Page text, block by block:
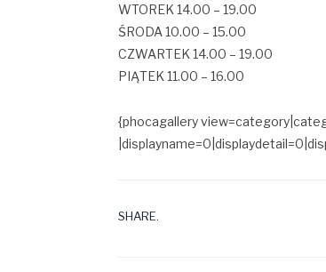
WTOREK 14.00 – 19.00
ŚRODA 10.00 – 15.00
CZWARTEK 14.00 – 19.00
PIĄTEK 11.00 – 16.00
{phocagallery
SHARE.